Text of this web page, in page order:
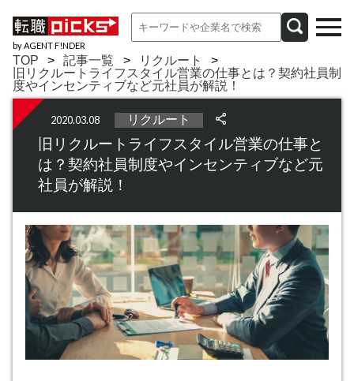
by AGENT F!NDER
TOP 記事一覧
リクルート
旧リクルートライフスタイル営業の仕事とは？契約社員制
度やインセンティブなど元社員が解説！
2020.03.08 リクルート
旧リクルートライフスタイル営業の仕事と
は？契約社員制度やインセンティブなど元
社員が解説！